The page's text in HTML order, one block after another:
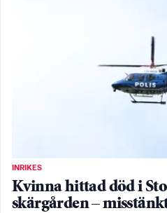
INRIKES
Kvinna hittad död i
skärgården –